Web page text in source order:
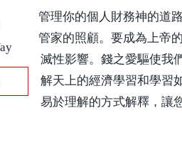
管理你的個人財務神的道
管家的照顧。要成為上帝
滅性影響。錢之愛驅使我
解天上的經濟學習和學習
易於理解的方式解釋，讓